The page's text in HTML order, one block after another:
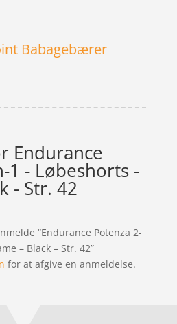
Babagebærer
Endurance
1 - Løbeshorts -
- Str. 42
“Endurance Potenza 2-
– Black – Str. 42”
for at afgive en anmeldelse.